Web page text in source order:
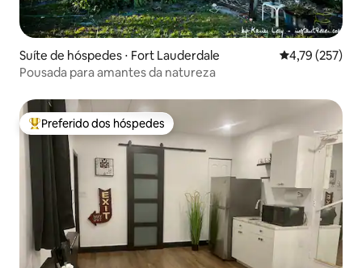
Suíte de hóspedes ⋅ Fort Lauderdale 4,79 de uma
4,79 (257)
Pousada para amantes da natureza
Entre os melhores preferidos dos hóspedes
Preferido dos hóspedes